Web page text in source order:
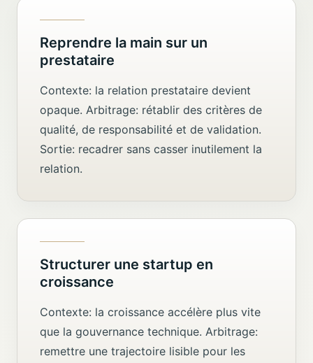
Reprendre la main sur un
prestataire
Contexte: la relation prestataire devient
opaque. Arbitrage: rétablir des critères de
qualité, de responsabilité et de validation.
Sortie: recadrer sans casser inutilement la
relation.
Structurer une startup en
croissance
Contexte: la croissance accélère plus vite
que la gouvernance technique. Arbitrage:
remettre une trajectoire lisible pour les